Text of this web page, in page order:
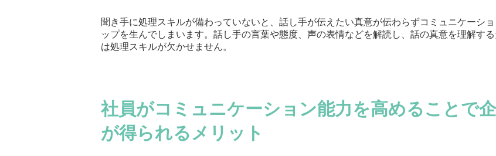
聞き手に処理スキルが備わっていないと、話し手が伝えたい真意が伝わらずコミュニケーショ
ップを生んでしまいます。話し手の言葉や態度、声の表情などを解読し、話の真意を理解する
は処理スキルが欠かせません。
社員がコミュニケーション能力を高めることで
が得られるメリット